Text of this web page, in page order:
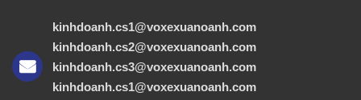
kinhdoanh.cs1@voxexuanoanh.com
kinhdoanh.cs2@voxexuanoanh.com
kinhdoanh.cs3@voxexuanoanh.com
kinhdoanh.cs1@voxexuanoanh.com